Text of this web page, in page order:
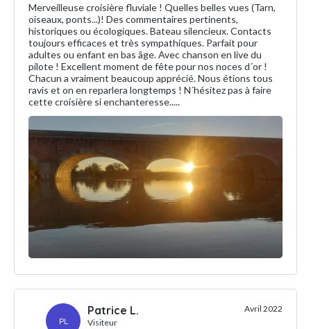
Merveilleuse croisière fluviale ! Quelles belles vues (Tarn,
oiseaux, ponts...)! Des commentaires pertinents,
historiques ou écologiques. Bateau silencieux. Contacts
toujours efficaces et très sympathiques. Parfait pour
adultes ou enfant en bas âge. Avec chanson en live du
pilote ! Excellent moment de fête pour nos noces d´or !
Chacun a vraiment beaucoup apprécié. Nous étions tous
ravis et on en reparlera longtemps ! N´hésitez pas à faire
cette croisière si enchanteresse.....
PL
Patrice L.
Visiteur
Avril 2022